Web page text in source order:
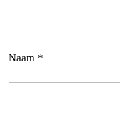
Naam *